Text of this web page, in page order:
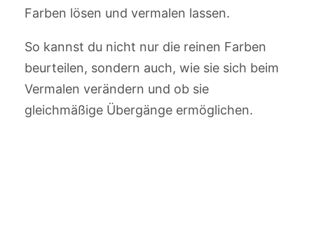
Farben lösen und vermalen lassen.
So kannst du nicht nur die reinen Farben
beurteilen, sondern auch, wie sie sich beim
Vermalen verändern und ob sie
gleichmäßige Übergänge ermöglichen.